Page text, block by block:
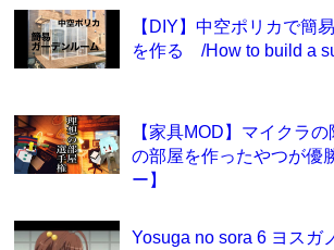
【DIY】中空ポリカで簡
を作る /How to build a
【家具MOD】マイクラ
の部屋を作ったやつが優
ー】
Yosuga no sora 6 ヨスガ